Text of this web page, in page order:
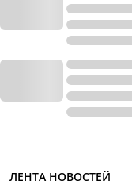
ЛЕНТА НОВОСТЕЙ